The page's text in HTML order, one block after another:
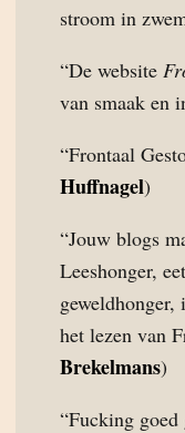
stroom in
“De website
van smaak en
“Frontaal
Huffnagel)
“Jouw blogs
Leeshonger,
het lezen van
Brekelmans)
“Fucking goed